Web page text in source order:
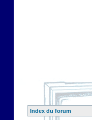
Index du forum